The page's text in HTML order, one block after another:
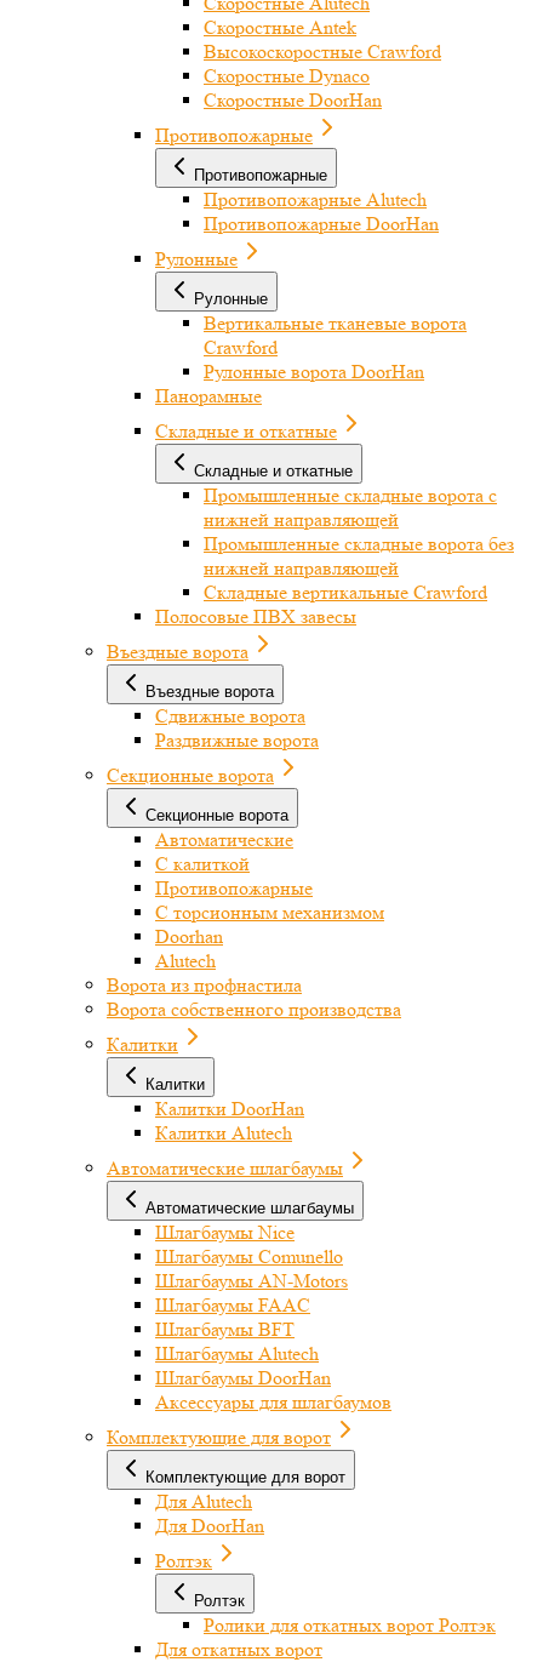
Скоростные Antek
Высокоскоростные Crawford
Скоростные Dynaco
Скоростные DoorHan
Противопожарные
Противопожарные
Противопожарные Alutech
Противопожарные DoorHan
Рулонные
Рулонные
Вертикальные тканевые ворота
Crawford
Рулонные ворота DoorHan
Панорамные
Складные и откатные
Складные и откатные
Промышленные складные ворота с
нижней направляющей
Промышленные складные ворота без
нижней направляющей
Складные вертикальные Crawford
Полосовые ПВХ завесы
Въездные ворота
Въездные ворота
Сдвижные ворота
Раздвижные ворота
Секционные ворота
Секционные ворота
Автоматические
С калиткой
Противопожарные
С торсионным механизмом
Doorhan
Alutech
Ворота из профнастила
Ворота собственного производства
Калитки
Калитки
Калитки DoorHan
Калитки Alutech
Автоматические шлагбаумы
Автоматические шлагбаумы
Шлагбаумы Nice
Шлагбаумы Comunello
Шлагбаумы AN-Motors
Шлагбаумы FAAC
Шлагбаумы BFT
Шлагбаумы Alutech
Шлагбаумы DoorHan
Аксессуары для шлагбаумов
Комплектующие для ворот
Комплектующие для ворот
Для Alutech
Для DoorHan
Ролтэк
Ролтэк
Ролики для откатных ворот Ролтэк
Для откатных ворот